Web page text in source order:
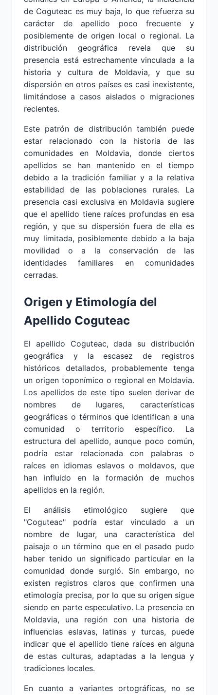
de Coguteac es muy baja, lo que refuerza su
carácter de apellido poco frecuente y
posiblemente de origen local o regional. La
distribución geográfica revela que su
presencia está estrechamente vinculada a la
historia y cultura de Moldavia, y que su
dispersión en otros países es casi inexistente,
limitándose a casos aislados o migraciones
recientes.
Este patrón de distribución también puede
estar relacionado con la historia de las
comunidades en Moldavia, donde ciertos
apellidos se han mantenido en el tiempo
debido a la tradición familiar y a la relativa
estabilidad de las poblaciones rurales. La
presencia casi exclusiva en Moldavia sugiere
que el apellido tiene raíces profundas en esa
región, y que su dispersión fuera de ella es
muy limitada, posiblemente debido a la baja
movilidad o a la conservación de las
identidades familiares en comunidades
cerradas.
Origen y Etimología del
Apellido Coguteac
El apellido Coguteac, dada su distribución
geográfica y la escasez de registros
históricos detallados, probablemente tenga
un origen toponímico o regional en Moldavia.
Los apellidos de este tipo suelen derivar de
nombres de lugares, características
geográficas o términos que identifican a una
comunidad o territorio específico. La
estructura del apellido, aunque poco común,
podría estar relacionada con palabras o
raíces en idiomas eslavos o moldavos, que
han influido en la formación de muchos
apellidos en la región.
El análisis etimológico sugiere que
"Coguteac" podría estar vinculado a un
nombre de lugar, una característica del
paisaje o un término que en el pasado pudo
haber tenido un significado particular en la
comunidad donde surgió. Sin embargo, no
existen registros claros que confirmen una
etimología precisa, por lo que su origen sigue
siendo en parte especulativo. La presencia en
Moldavia, una región con una historia de
influencias eslavas, latinas y turcas, puede
indicar que el apellido tiene raíces en alguna
de estas culturas, adaptadas a la lengua y
tradiciones locales.
En cuanto a variantes ortográficas, no se